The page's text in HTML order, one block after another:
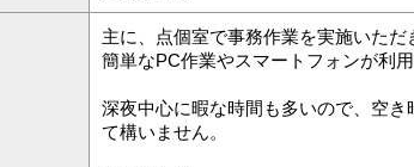
主に、点個室で事務作業を実施いただ
簡単なPC作業やスマートフォンが利
深夜中心に暇な時間も多いので、空
て構いません。